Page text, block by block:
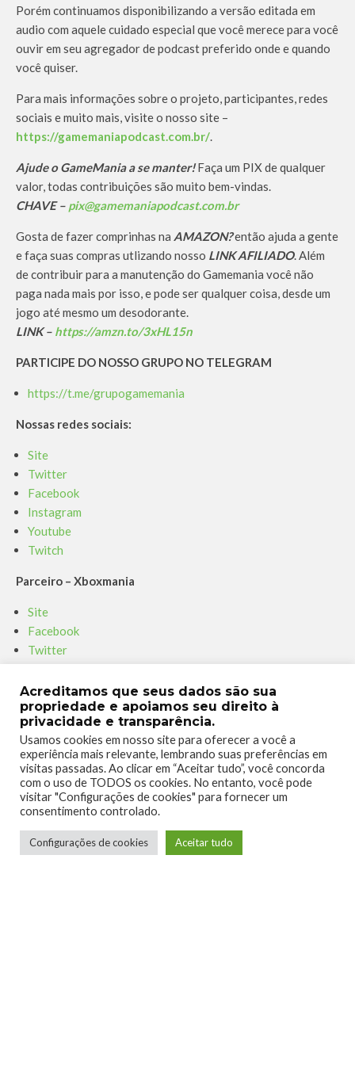
Porém continuamos disponibilizando a versão editada em
audio com aquele cuidado especial que você merece para você
ouvir em seu agregador de podcast preferido onde e quando
você quiser.
Para mais informações sobre o projeto, participantes, redes
sociais e muito mais, visite o nosso site –
https://gamemaniapodcast.com.br/.
Ajude o GameMania a se manter!Faça um PIX de qualquer
valor, todas contribuições são muito bem-vindas.
CHAVE – pix@gamemaniapodcast.com.br
Gosta de fazer comprinhas na AMAZON?então ajuda a gente
e faça suas compras utlizando nosso LINK AFILIADO. Além
de contribuir para a manutenção do Gamemania você não
paga nada mais por isso, e pode ser qualquer coisa, desde um
jogo até mesmo um desodorante.
LINK – https://amzn.to/3xHL15n
PARTICIPE DO NOSSO GRUPO NO TELEGRAM
https://t.me/grupogamemania
Nossas redes sociais:
Site
Twitter
Facebook
Instagram
Youtube
Twitch
Parceiro – Xboxmania
Site
Facebook
Twitter
Instagram
Youtube
TAGS #VIDEOGAMES HALLOWEEN PODCAST
Acreditamos que seus dados são sua
propriedade e apoiamos seu direito à
privacidade e transparência.
Usamos cookies em nosso site para oferecer a você a
experiência mais relevante, lembrando suas preferências em
visitas passadas. Ao clicar em “Aceitar tudo”, você concorda
com o uso de TODOS os cookies. No entanto, você pode
visitar "Configurações de cookies" para fornecer um
consentimento controlado.
Configurações de cookies Aceitar tudo